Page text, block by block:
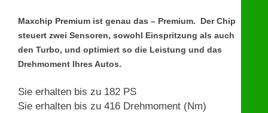
Maxchip Premium ist genau das – Premium. Der Chip
steuert zwei Sensoren, sowohl Einspritzung als auch
den Turbo, und optimiert so die Leistung und das
Drehmoment Ihres Autos.
Sie erhalten bis zu 182 PS
Sie erhalten bis zu 416 Drehmoment (Nm)